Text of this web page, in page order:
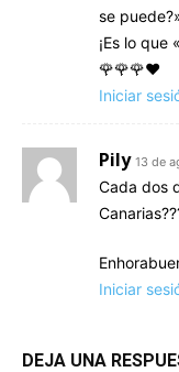
se
¡Es lo que
🌹🌹🌹♥️
Iniciar
Pily 13 de
Cada dos
Iniciar
DEJA UNA